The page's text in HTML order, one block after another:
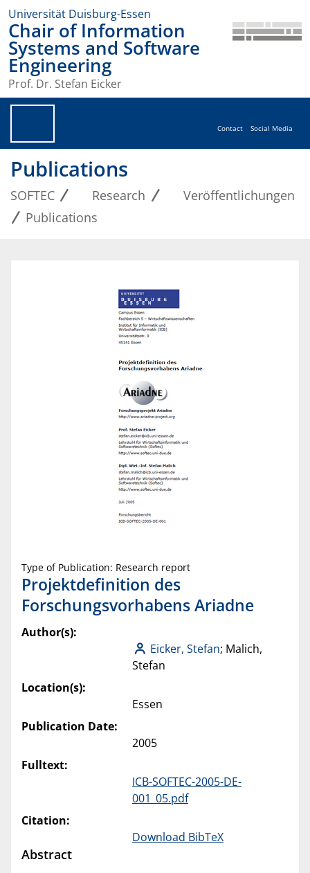
Universität Duisburg-Essen
Chair of Information
Systems and Software
Engineering
Prof. Dr. Stefan Eicker
Contact Social Media
Publications
SOFTEC Research
Veröffentlichungen
Publications
Type of Publication: Research report
Projektdefinition des
Forschungsvorhabens Ariadne
Author(s):
Eicker, Stefan; Malich,
Stefan
Location(s):
Essen
Publication Date:
2005
Fulltext:
ICB-SOFTEC-2005-DE-
001_05.pdf
Citation:
Download BibTeX
Abstract